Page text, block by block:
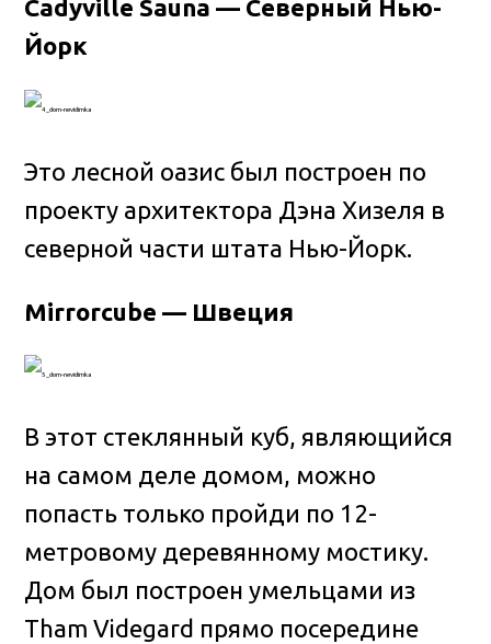
Cadyville Sauna — Северный Нью-
Йорк
Это лесной оазис был построен по
проекту архитектора Дэна Хизеля в
северной части штата Нью-Йорк.
Mirrorcube — Швеция
В этот стеклянный куб, являющийся
на самом деле домом, можно
попасть только пройди по 12-
метровому деревянному мостику.
Дом был построен умельцами из
Tham Videgard прямо посередине